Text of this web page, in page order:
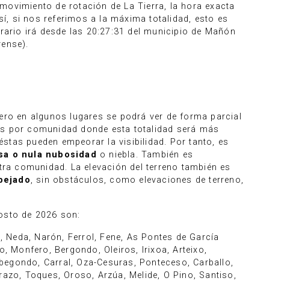
de rotación de La Tierra, la hora exacta
si nos referimos a la máxima totalidad, esto es
irá desde las 20:27:31 del municipio de Mañón
en algunos lugares se podrá ver de forma parcial
comunidad donde esta totalidad será más
pueden empeorar la visibilidad. Por tanto, es
o nula nubosidad o niebla. También es
comunidad. La elevación del terreno también es
, sin obstáculos, como elevaciones de terreno,
de 2026 son:
Narón, Ferrol, Fene, As Pontes de García
Monfero, Bergondo, Oleiros, Irixoa, Arteixo,
Carral, Oza-Cesuras, Ponteceso, Carballo,
Toques, Oroso, Arzúa, Melide, O Pino, Santiso,